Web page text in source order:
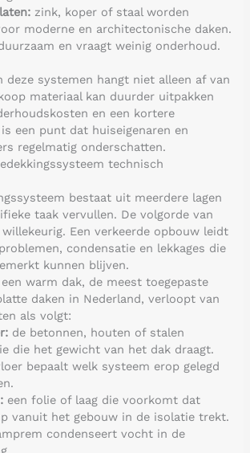
zink, koper of staal worden
moderne en architectonische daken.
en vraagt weinig onderhoud.
deze systemen hangt niet alleen af van
materiaal kan duurder uitpakken
en een kortere
een punt dat huiseigenaren en
regelmatig onderschatten.
technisch
bestaat uit meerdere lagen
taak vervullen. De volgorde van
Een verkeerde opbouw leidt
condensatie en lekkages die
kunnen blijven.
warm dak, de meest toegepaste
daken in Nederland, verloopt van
als volgt:
de betonnen, houten of stalen
die het gewicht van het dak draagt.
bepaalt welk systeem erop gelegd
een folie of laag die voorkomt dat
vanuit het gebouw in de isolatie trekt.
condenseert vocht in de